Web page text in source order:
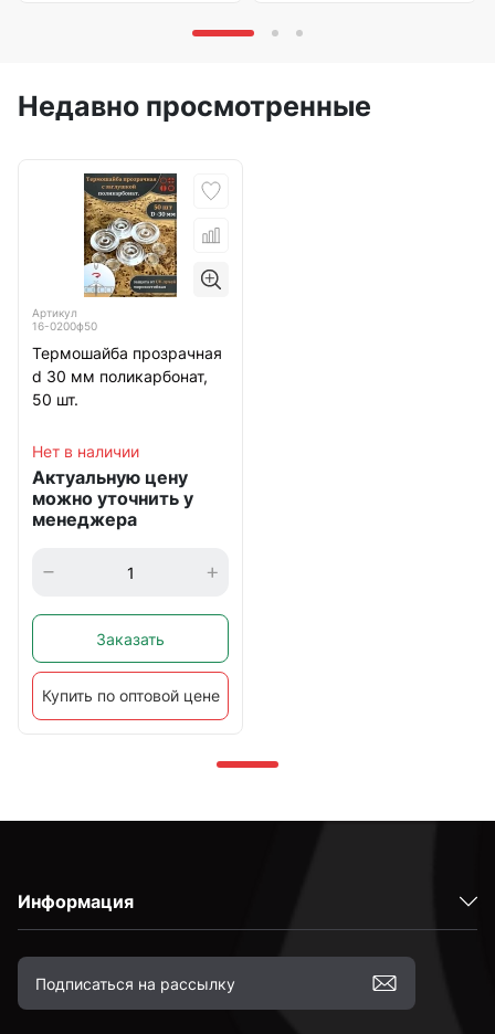
Недавно просмотренные
Артикул
16-0200ф50
Термошайба прозрачная
d 30 мм поликарбонат,
50 шт.
Нет в наличии
Актуальную цену
можно уточнить у
менеджера
Заказать
Купить по оптовой цене
Информация